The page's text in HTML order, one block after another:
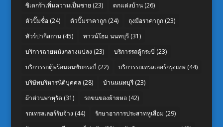
ซิเดกร้าเพิ่มความเป็นชาย (23) ตกแต่งบ้าน(26)
ตัวปั๊มชื่อ(24) ตัวปั๊มราคาถูก(24) ถุงมือราคาถูก(23)
ทัวร์ปากีสถาน(45) ทาวน์โฮม นนทบุรี(31)
บริการฉายหนังกลางแปลง (23) บริการรถตู้กระบี่ (23)
บริการรถตู้พร้อมคนขับกระบี่ (22) บริการรถเทรลเลอร์กรุงเทพ (44)
บริษัทบริหารนิติบุคคล(28) บ้านนนทบุรี(23)
ผ้าต่วนพาหุรัด (31) รถขนของย้ายหอ(42)
รถเทรลเลอร์รับจ้าง (44) รักษาอาการประสาทหูเสื่อม (29)